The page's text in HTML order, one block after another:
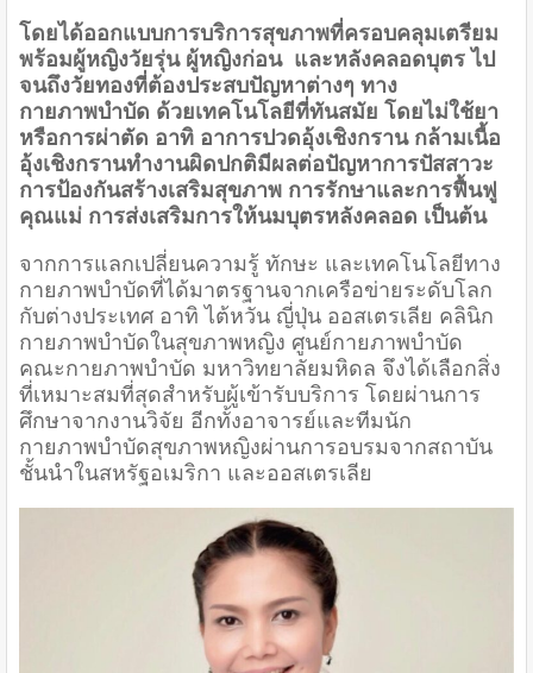
โดยได้ออกแบบการบริการสุขภาพที่ครอบคลุมเตรียม
พร้อมผู้หญิงวัยรุ่น ผู้หญิงก่อน และหลังคลอดบุตร ไป
จนถึงวัยทองที่ต้องประสบปัญหาต่างๆ ทาง
กายภาพบำบัด ด้วยเทคโนโลยีที่ทันสมัย โดยไม่ใช้ยา
หรือการผ่าตัด อาทิ อาการปวดอุ้งเชิงกราน กล้ามเนื้อ
อุ้งเชิงกรานทำงานผิดปกติมีผลต่อปัญหาการปัสสาวะ
การป้องกันสร้างเสริมสุขภาพ การรักษาและการฟื้นฟู
คุณแม่ การส่งเสริมการให้นมบุตรหลังคลอด เป็นต้น
จากการแลกเปลี่ยนความรู้ ทักษะ และเทคโนโลยีทาง
กายภาพบำบัดที่ได้มาตรฐานจากเครือข่ายระดับโลก
กับต่างประเทศ อาทิ ไต้หวัน ญี่ปุ่น ออสเตรเลีย คลินิก
กายภาพบำบัดในสุขภาพหญิง ศูนย์กายภาพบำบัด
คณะกายภาพบำบัด มหาวิทยาลัยมหิดล จึงได้เลือกสิ่ง
ที่เหมาะสมที่สุดสำหรับผู้เข้ารับบริการ โดยผ่านการ
ศึกษาจากงานวิจัย อีกทั้งอาจารย์และทีมนัก
กายภาพบำบัดสุขภาพหญิงผ่านการอบรมจากสถาบัน
ชั้นนำในสหรัฐอเมริกา และออสเตรเลีย